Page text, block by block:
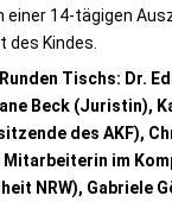
einer 14-tägigen
des Kindes.
Tischs: Dr.
Beck (Juristin),
des AKF),
im
NRW), Gabriele